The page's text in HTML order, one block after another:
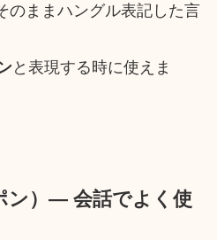
のままハングル表記した言
と表現する時に使えま
ン）― 会話でよく使